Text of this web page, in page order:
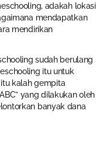
adakah lokasi
mendapatkan
mendirikan
sudah berulang
itu untuk
kalah gempita
yang dilakukan oleh
banyak dana